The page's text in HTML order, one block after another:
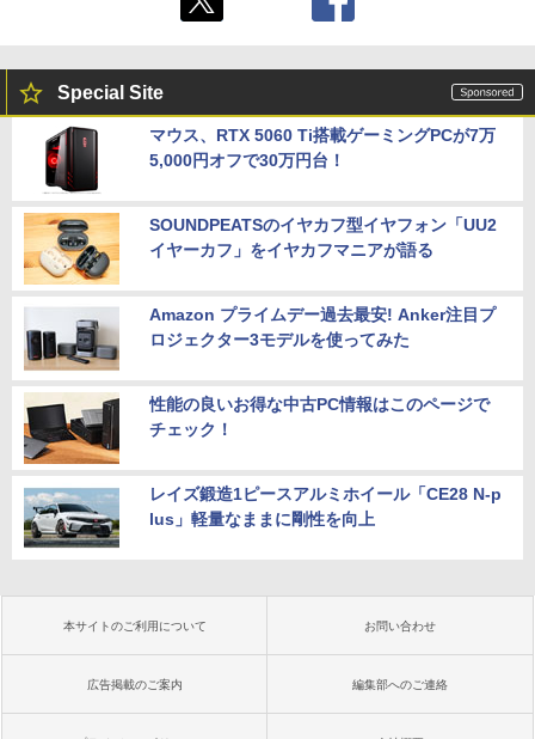
Special Site
マウス、RTX 5060 Ti搭載ゲーミングPCが7万
5,000円オフで30万円台！
SOUNDPEATSのイヤカフ型イヤフォン「UU2
イヤーカフ」をイヤカフマニアが語る
Amazon プライムデー過去最安! Anker注目プ
ロジェクター3モデルを使ってみた
性能の良いお得な中古PC情報はこのページで
チェック！
レイズ鍛造1ピースアルミホイール「CE28 N-p
lus」軽量なままに剛性を向上
本サイトのご利用について お問い合わせ
広告掲載のご案内 編集部へのご連絡